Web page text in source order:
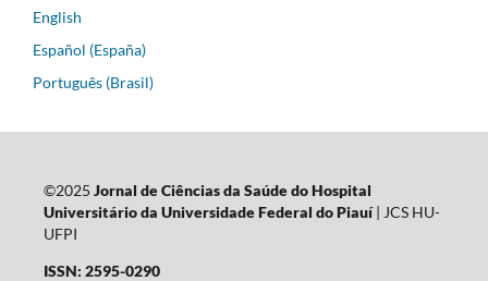
English
Español (España)
Português (Brasil)
©2025 Jornal de Ciências da Saúde do Hospital
Universitário da Universidade Federal do Piauí| JCS HU-
UFPI
ISSN: 2595-0290